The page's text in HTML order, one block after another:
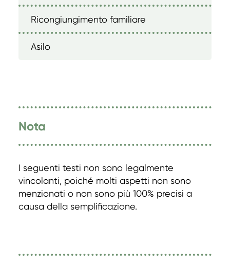
Ricongiungimento familiare
Asilo
Nota
I seguenti testi non sono legalmente
vincolanti, poiché molti aspetti non sono
menzionati o non sono più 100% precisi a
causa della semplificazione.